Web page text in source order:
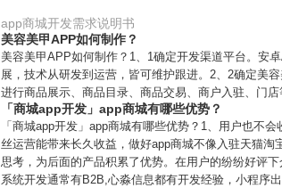
app商城开发需求说明书
美容美甲APP如何制作？
美容美甲APP如何制作？1、1确定开发渠道平台。安
展，技术从研发到运营，皆可维护跟进。2、2确定美
进行商品展示、商品目录、商品交易、商户入驻、门
「商城app开发」app商城有哪些优势？
「商城app开发」app商城有哪些优势？1、用户也不
丝运营能带来长久收益，做好app商城不像入驻天猫
思考，为后面的产品积累了优势。在用户的纷纷好评
系统开发通常有B2B,心淼信息都有开发经验，小程序